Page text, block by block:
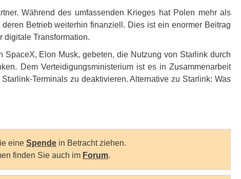
Während des umfassenden Krieges hat Polen mehr als
Betrieb weiterhin finanziell. Dies ist ein enormer Beitrag
digitale Transformation.
Elon Musk, gebeten, die Nutzung von Starlink durch
Dem Verteidigungsministerium ist es in Zusammenarbeit
Terminals zu deaktivieren. Alternative zu Starlink: Was
eine Spende in Betracht ziehen.
finden Sie auch im Forum.